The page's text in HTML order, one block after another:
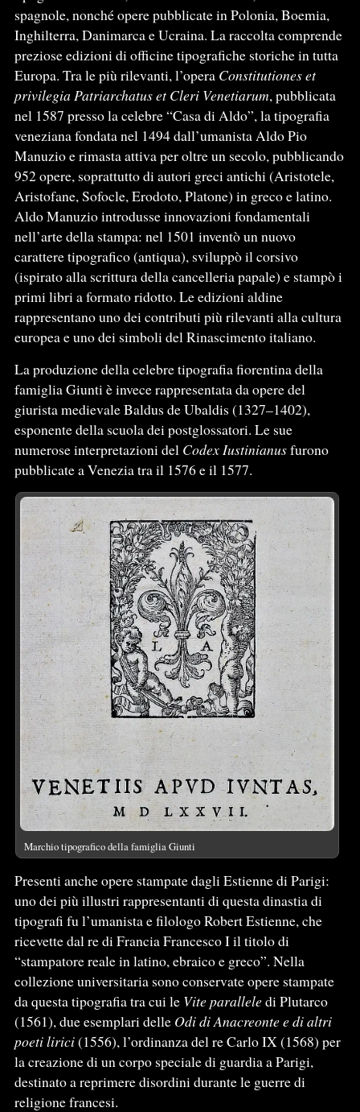
spagnole, nonché opere pubblicate in Polonia, Boemia,
Inghilterra, Danimarca e Ucraina. La raccolta comprende
preziose edizioni di officine tipografiche storiche in tutta
Europa. Tra le più rilevanti, l’opera Constitutiones et
privilegia Patriarchatus et Cleri Venetiarum, pubblicata
nel 1587 presso la celebre “Casa di Aldo”, la tipografia
veneziana fondata nel 1494 dall’umanista Aldo Pio
Manuzio e rimasta attiva per oltre un secolo, pubblicando
952 opere, soprattutto di autori greci antichi (Aristotele,
Aristofane, Sofocle, Erodoto, Platone) in greco e latino.
Aldo Manuzio introdusse innovazioni fondamentali
nell’arte della stampa: nel 1501 inventò un nuovo
carattere tipografico (antiqua), sviluppò il corsivo
(ispirato alla scrittura della cancelleria papale) e stampò i
primi libri a formato ridotto. Le edizioni aldine
rappresentano uno dei contributi più rilevanti alla cultura
europea e uno dei simboli del Rinascimento italiano.
La produzione della celebre tipografia fiorentina della
famiglia Giunti è invece rappresentata da opere del
giurista medievale Baldus de Ubaldis (1327–1402),
esponente della scuola dei postglossatori. Le sue
numerose interpretazioni del Codex Iustinianusfurono
pubblicate a Venezia tra il 1576 e il 1577.
Marchio tipografico della famiglia Giunti
Presenti anche opere stampate dagli Estienne di Parigi:
uno dei più illustri rappresentanti di questa dinastia di
tipografi fu l’umanista e filologo Robert Estienne, che
ricevette dal re di Francia Francesco I il titolo di
“stampatore reale in latino, ebraico e greco”. Nella
collezione universitaria sono conservate opere stampate
da questa tipografia tra cui le Vite paralleledi Plutarco
(1561), due esemplari delle Odi di Anacreonte e di altri
poeti lirici(1556), l’ordinanza del re Carlo IX (1568) per
la creazione di un corpo speciale di guardia a Parigi,
destinato a reprimere disordini durante le guerre di
religione francesi.